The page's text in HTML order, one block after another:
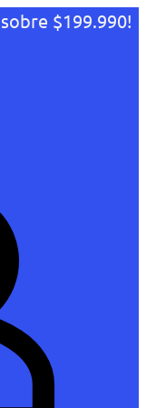
$199.990!